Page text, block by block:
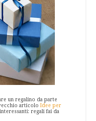
un regalino da parte
articolo Idee per
regali fai da